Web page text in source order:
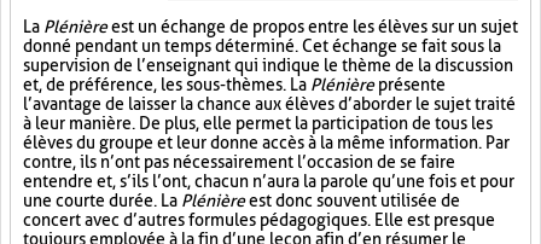
La Plénièreest un échange de propos entre les élèves sur un sujet
donné pendant un temps déterminé. Cet échange se fait sous la
supervision de l’enseignant qui indique le thème de la discussion
et, de préférence, les sous-thèmes. La Plénièreprésente
l’avantage de laisser la chance aux élèves d’aborder le sujet traité
à leur manière. De plus, elle permet la participation de tous les
élèves du groupe et leur donne accès à la même information. Par
contre, ils n’ont pas nécessairement l’occasion de se faire
entendre et, s’ils l’ont, chacun n’aura la parole qu’une fois et pour
une courte durée. La Plénièreest donc souvent utilisée de
concert avec d’autres formules pédagogiques. Elle est presque
toujours employée à la fin d’une leçon afin d’en résumer le